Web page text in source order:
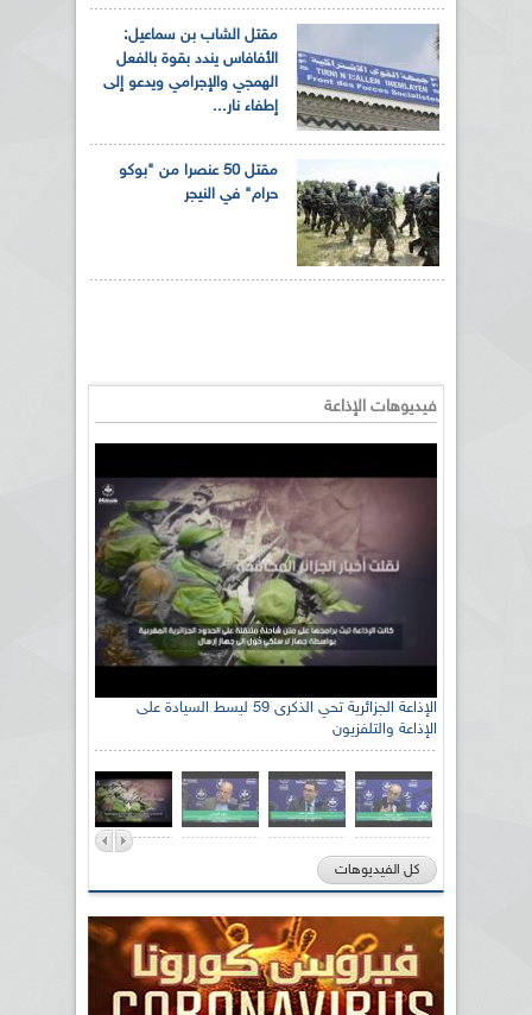
مقتل الشاب بن سماعيل:
الأفافاس يندد بقوة بالفعل
الهمجي والإجرامي ويدعو إلى
إطفاء نار...
مقتل 50 عنصرا من "بوكو
حرام" في النيجر
فيديوهات الإذاعة
الإذاعة الجزائرية تحي الذكرى 59 لبسط السيادة على
الإذاعة والتلفزيون
كل الفيديوهات